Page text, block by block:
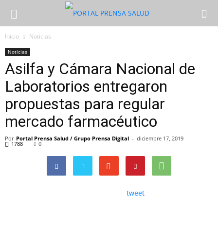
Inicio Noticias
Noticias
Asilfa y Cámara Nacional de
Laboratorios entregaron
propuestas para regular
mercado farmacéutico
Por Portal Prensa Salud / Grupo Prensa Digital - diciembre 17, 2019
1788 0
tweet